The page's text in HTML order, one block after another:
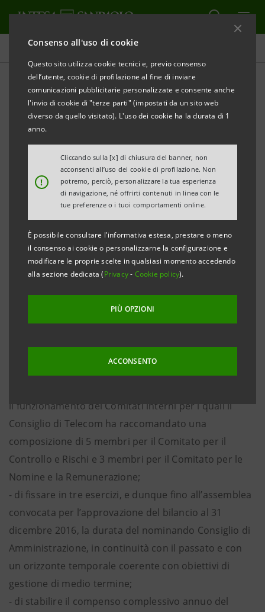
Consenso all'uso di cookie
Questo sito utilizza cookie tecnici e, previo consenso
dell’utente, cookie di profilazione al fine di inviare
comunicazioni pubblicitarie personalizzate e consente anche
l'invio di cookie di "terze parti" (impostati da un sito web
diverso da quello visitato). L'uso dei cookie ha la durata di 1
anno.
!
Cliccando sulla [x] di chiusura del banner, non
acconsenti all’uso dei cookie di profilazione. Non
potremo, perciò, personalizzare la tua esperienza
di navigazione, né offrirti contenuti in linea con le
tue preferenze o i tuoi comportamenti online.
È possibile consultare l'informativa estesa, prestare o meno
il consenso ai cookie o personalizzarne la configurazione e
modificare le proprie scelte in qualsiasi momento accedendo
alla sezione dedicata (Privacy- Cookie policy).
PIÙ OPZIONI
ACCONSENTO
Comunicati stampa
STAMPA AGGIORNA
COMUNICATO STAMPA
Amministrazione di Telco per deliberare in merito a
talune determinazioni da assumere nell’Assemblea
ordinaria e straordinaria di Telecom Italia convocata
per il 16 aprile 2014. In particolare, con riferimento
alla nomina del nuovo Consiglio di Amministrazione, il
Consiglio di Telco ha valutato positivamente le
raccomandazioni formulate dal Consiglio uscente di
Telecom Italia e ha deliberato:
il funzionamento dei Comitati interni per i quali il
Consiglio di Telecom ha raccomandato una
composizione di 5 membri per il Comitato per il
Controllo e Rischi e 3 membri per il Comitato per le
Nomine e la Remunerazione;
- di fissare in tre esercizi, e dunque fino all’assemblea
convocata per l’approvazione del bilancio al 31
dicembre 2016, la durata del nominando Consiglio di
Amministrazione, in continuità con il passato e con
un orizzonte temporale coerente con obiettivi di
gestione di medio termine;
- di stabilire il compenso complessivo annuo del